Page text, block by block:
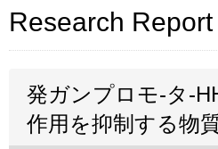
Research Report
発ガンプロモ-タ-
作用を抑制する物